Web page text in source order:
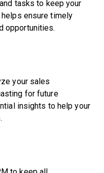
tasks to keep your
ensure timely
opportunities.
your sales
for future
insights to help your